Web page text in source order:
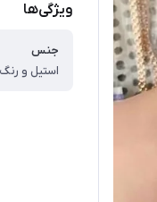
ویژگی‌ها
جنس